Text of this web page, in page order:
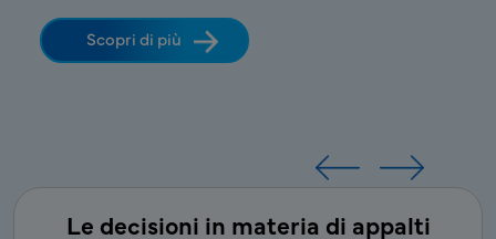
Scopri di più
Le decisioni in materia di appalti